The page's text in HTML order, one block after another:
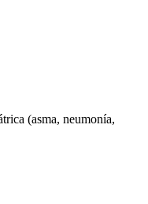
(asma, neumonía,